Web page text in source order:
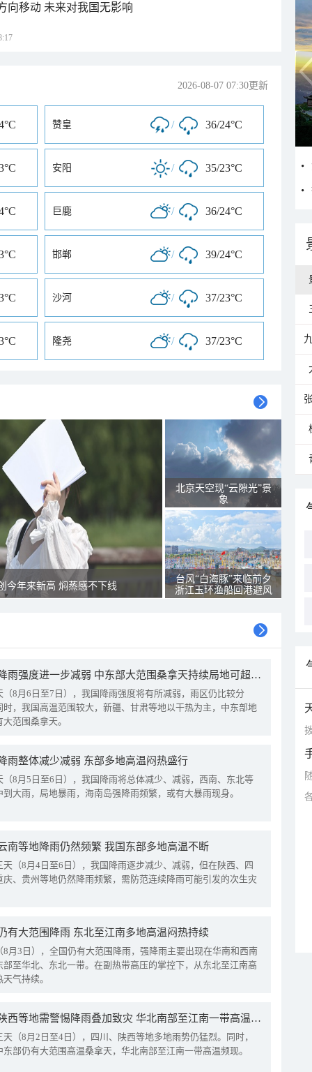
向移动 未来对我国无影响
2026-08-07 07:30更新
赞皇 / 36/24°C
安阳 / 35/23°C
巨鹿 / 36/24°C
邯郸 / 39/24°C
沙河 / 37/23°C
隆尧 / 37/23°C
今年来新高 焖蒸感不下线
北京天空现“云隙光”景
象
台风“白海豚”来临前夕
浙江玉环渔船回港避风
我国降雨强度进一步减弱 中东部大范围桑拿天持续局地可超38℃
（8月6日至7日），我国降雨强度将有所减弱，雨区仍比较分
时，我国高温范围较大，新疆、甘肃等地以干热为主，中东部地
范围桑拿天。
雨整体减少减弱 东部多地高温闷热盛行
（8月5日至6日），我国降雨将总体减少、减弱，西南、东北等
到大雨，局地暴雨，海南岛强降雨频繁，或有大暴雨现身。
南等地降雨仍然频繁 我国东部多地高温不断
天（8月4日至6日），我国降雨逐步减少、减弱，但在陕西、四
庆、贵州等地仍然降雨频繁，需防范连续降雨可能引发的次生灾
有大范围降雨 东北至江南多地高温闷热持续
8月3日），全国仍有大范围降雨，强降雨主要出现在华南和西南
部至华北、东北一带。在副热带高压的掌控下，从东北至江南高
气持续。
四川陕西等地需警惕降雨叠加致灾 华北南部至江南一带高温频现
天（8月2日至4日），四川、陕西等地多地雨势仍猛烈。同时，
东部仍有大范围高温桑拿天，华北南部至江南一带高温频现。